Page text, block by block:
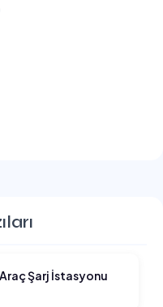
Şarj İstasyonu